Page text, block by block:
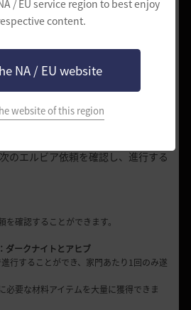
/ EU service region to best enjoy
content.
NA / EU website
website of this region
背後専門家
討伐王
のエルビア依頼を確認し、進行する
確認することができます。
ダークナイトとアヒブ
行することができ、家門あたり1回のみ遂
必要な材料アイテムを大量に獲得できま